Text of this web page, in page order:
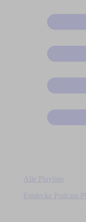
Alle Playlists
Entdecke Podcast-